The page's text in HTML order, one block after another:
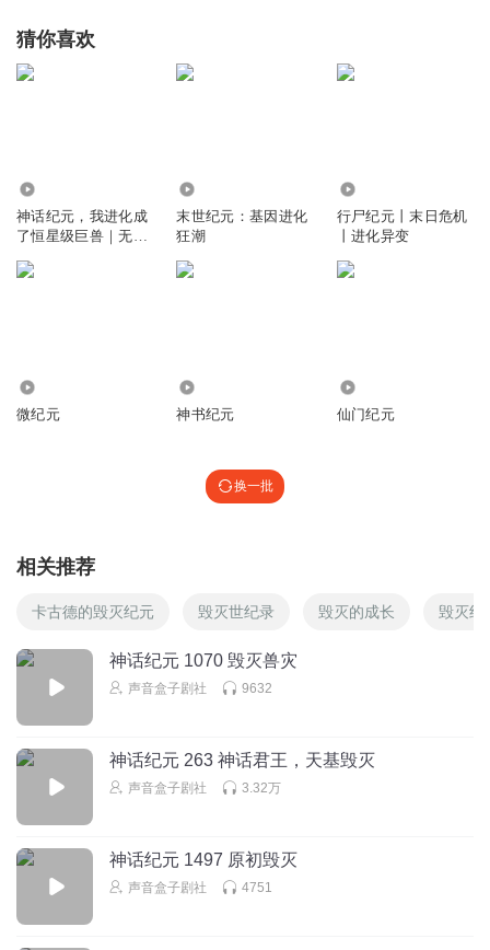
猜你喜欢
神话纪元，我进化成
了恒星级巨兽｜无敌
末世纪元：基因进化
狂潮
行尸纪元丨末日危机
丨进化异变
微纪元 神书纪元 仙门纪元
换一批
相关推荐
卡古德的毁灭纪元 毁灭世纪录 毁灭的成长 毁灭纪
神话纪元 1070 毁灭兽灾
声音盒子剧社 9632
神话纪元 263 神话君王，天基毁灭
声音盒子剧社 3.32万
神话纪元 1497 原初毁灭
声音盒子剧社 4751